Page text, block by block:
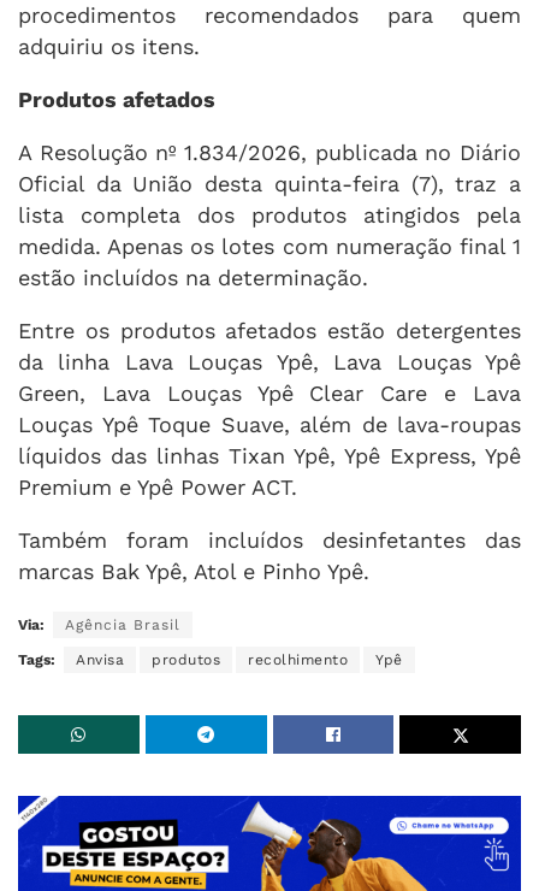
procedimentos recomendados para quem
adquiriu os itens.
Produtos afetados
A Resolução nº 1.834/2026, publicada no Diário
Oficial da União desta quinta-feira (7), traz a
lista completa dos produtos atingidos pela
medida. Apenas os lotes com numeração final 1
estão incluídos na determinação.
Entre os produtos afetados estão detergentes
da linha Lava Louças Ypê, Lava Louças Ypê
Green, Lava Louças Ypê Clear Care e Lava
Louças Ypê Toque Suave, além de lava-roupas
líquidos das linhas Tixan Ypê, Ypê Express, Ypê
Premium e Ypê Power ACT.
Também foram incluídos desinfetantes das
marcas Bak Ypê, Atol e Pinho Ypê.
Via: Agência Brasil
Tags: Anvisa produtos recolhimento Ypê